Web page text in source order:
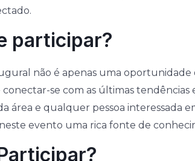
participar?
não é apenas uma
se com as últimas tendências
área e qualquer pessoa
evento uma rica fonte de